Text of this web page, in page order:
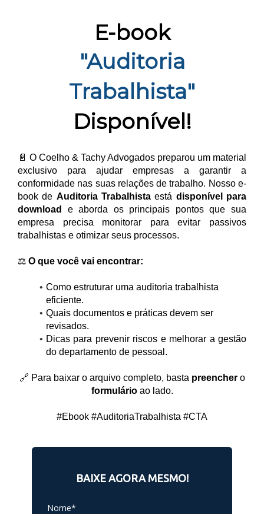
E-book
"Auditoria
Trabalhista"
Disponível!
📄 O Coelho & Tachy Advogados preparou um material
exclusivo para ajudar empresas a garantir a
conformidade nas suas relações de trabalho. Nosso e-
book de Auditoria Trabalhista está disponível para
download
e aborda os principais pontos que sua
empresa precisa monitorar para evitar passivos
trabalhistas e otimizar seus processos.
⚖️ O que você vai encontrar:
Como estruturar uma auditoria trabalhista
eficiente.
Quais documentos e práticas devem ser
revisados.
Dicas para prevenir riscos e melhorar a gestão
do departamento de pessoal.
🔗 Para baixar o arquivo completo, basta preenchero
formulárioao lado.
#Ebook #AuditoriaTrabalhista #CTA
BAIXE AGORA MESMO!
Nome*